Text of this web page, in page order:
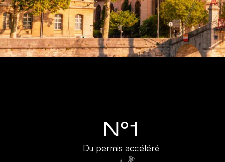
N°1
Du permis accéléré